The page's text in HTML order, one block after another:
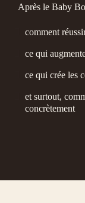
Après le Baby
comment
ce qui
ce qui crée les
et surtout,
concrètement